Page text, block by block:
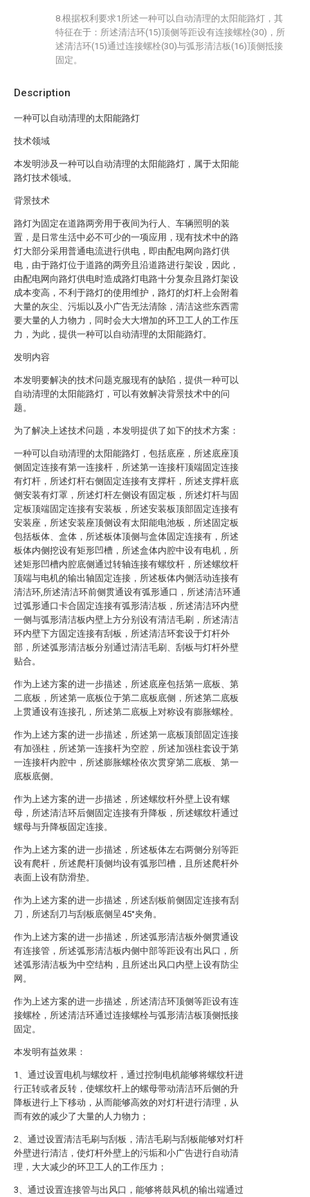
Description
一种可以自动清理的太阳能路灯
技术领域
本发明涉及一种可以自动清理的太阳能路灯，属于太阳能
路灯技术领域。
背景技术
路灯为固定在道路两旁用于夜间为行人、车辆照明的装
置，是日常生活中必不可少的一项应用，现有技术中的路
灯大部分采用普通电流进行供电，即由配电网向路灯供
电，由于路灯位于道路的两旁且沿道路进行架设，因此，
由配电网向路灯供电时造成路灯电路十分复杂且路灯架设
成本变高，不利于路灯的使用维护，路灯的灯杆上会附着
大量的灰尘、污垢以及小广告无法清除，清洁这些东西需
要大量的人力物力，同时会大大增加的环卫工人的工作压
力，为此，提供一种可以自动清理的太阳能路灯。
发明内容
本发明要解决的技术问题克服现有的缺陷，提供一种可以
自动清理的太阳能路灯，可以有效解决背景技术中的问
题。
为了解决上述技术问题，本发明提供了如下的技术方案：
一种可以自动清理的太阳能路灯，包括底座，所述底座顶
侧固定连接有第一连接杆，所述第一连接杆顶端固定连接
有灯杆，所述灯杆右侧固定连接有支撑杆，所述支撑杆底
侧安装有灯罩，所述灯杆左侧设有固定板，所述灯杆与固
定板顶端固定连接有安装板，所述安装板顶部固定连接有
安装座，所述安装座顶侧设有太阳能电池板，所述固定板
包括板体、盒体，所述板体顶侧与盒体固定连接有，所述
板体内侧挖设有矩形凹槽，所述盒体内腔中设有电机，所
述矩形凹槽内腔底侧通过转轴连接有螺纹杆，所述螺纹杆
顶端与电机的输出轴固定连接，所述板体内侧活动连接有
清洁环,所述清洁环前侧贯通设有弧形通口，所述清洁环通
过弧形通口卡合固定连接有弧形清洁板，所述清洁环内壁
一侧与弧形清洁板内壁上方分别设有清洁毛刷，所述清洁
环内壁下方固定连接有刮板，所述清洁环套设于灯杆外
部，所述弧形清洁板分别通过清洁毛刷、刮板与灯杆外壁
贴合。
作为上述方案的进一步描述，所述底座包括第一底板、第
二底板，所述第一底板位于第二底板底侧，所述第二底板
上贯通设有连接孔，所述第二底板上对称设有膨胀螺栓。
作为上述方案的进一步描述，所述第一底板顶部固定连接
有加强柱，所述第一连接杆为空腔，所述加强柱套设于第
一连接杆内腔中，所述膨胀螺栓依次贯穿第二底板、第一
底板底侧。
作为上述方案的进一步描述，所述螺纹杆外壁上设有螺
母，所述清洁环后侧固定连接有升降板，所述螺纹杆通过
螺母与升降板固定连接。
作为上述方案的进一步描述，所述板体左右两侧分别等距
设有爬杆，所述爬杆顶侧均设有弧形凹槽，且所述爬杆外
表面上设有防滑垫。
作为上述方案的进一步描述，所述刮板前侧固定连接有刮
刀，所述刮刀与刮板底侧呈45°夹角。
作为上述方案的进一步描述，所述弧形清洁板外侧贯通设
有连接管，所述弧形清洁板内侧中部等距设有出风口，所
述弧形清洁板为中空结构，且所述出风口内壁上设有防尘
网。
作为上述方案的进一步描述，所述清洁环顶侧等距设有连
接螺栓，所述清洁环通过连接螺栓与弧形清洁板顶侧抵接
固定。
本发明有益效果：
1、通过设置电机与螺纹杆，通过控制电机能够将螺纹杆进
行正转或者反转，使螺纹杆上的螺母带动清洁环后侧的升
降板进行上下移动，从而能够高效的对灯杆进行清理，从
而有效的减少了大量的人力物力；
2、通过设置清洁毛刷与刮板，清洁毛刷与刮板能够对灯杆
外壁进行清洁，使灯杆外壁上的污垢和小广告进行自动清
理，大大减少的环卫工人的工作压力；
3、通过设置连接管与出风口，能够将鼓风机的输出端通过
8.根据权利要求1所述一种可以自动清理的太阳能路灯，其
特征在于：所述清洁环(15)顶侧等距设有连接螺栓(30)，所
述清洁环(15)通过连接螺栓(30)与弧形清洁板(16)顶侧抵接
固定。